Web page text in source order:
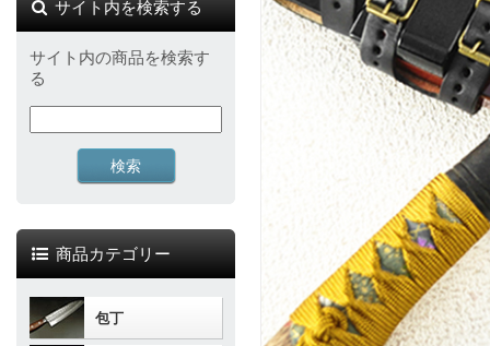
サイト内を検索する
サイト内の商品を検索す
る
商品カテゴリー
包丁